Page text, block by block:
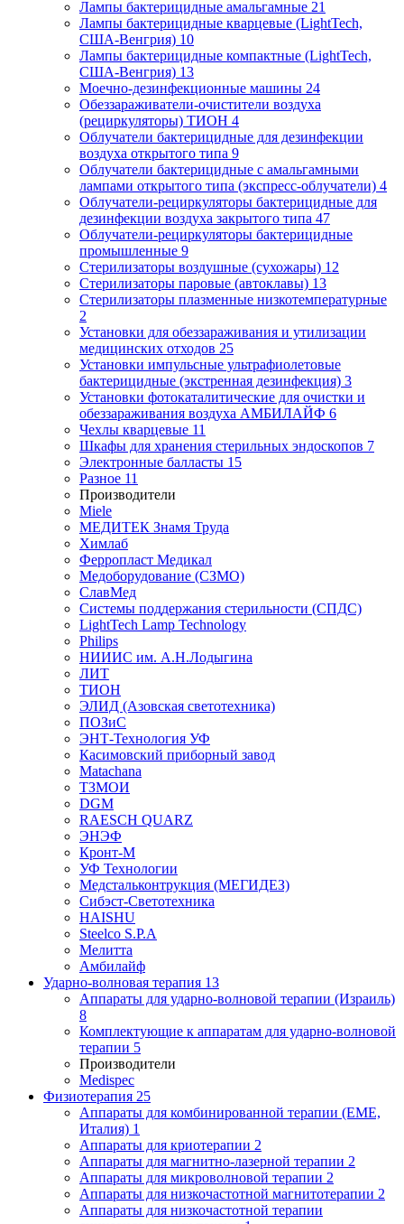
Лампы бактерицидные амальгамные 21
Лампы бактерицидные кварцевые (LightTech,
США-Венгрия) 10
Лампы бактерицидные компактные (LightTech,
США-Венгрия) 13
Моечно-дезинфекционные машины 24
Обеззараживатели-очистители воздуха
(рециркуляторы) ТИОН 4
Облучатели бактерицидные для дезинфекции
воздуха открытого типа 9
Облучатели бактерицидные с амальгамными
лампами открытого типа (экспресс-облучатели) 4
Облучатели-рециркуляторы бактерицидные для
дезинфекции воздуха закрытого типа 47
Облучатели-рециркуляторы бактерицидные
промышленные 9
Стерилизаторы воздушные (сухожары) 12
Стерилизаторы паровые (автоклавы) 13
Стерилизаторы плазменные низкотемпературные
2
Установки для обеззараживания и утилизации
медицинских отходов 25
Установки импульсные ультрафиолетовые
бактерицидные (экстренная дезинфекция) 3
Установки фотокаталитические для очистки и
обеззараживания воздуха АМБИЛАЙФ 6
Чехлы кварцевые 11
Шкафы для хранения стерильных эндоскопов 7
Электронные балласты 15
Разное 11
Производители
Miele
МЕДИТЕК Знамя Труда
Химлаб
Ферропласт Медикал
Медоборудование (СЗМО)
СлавМед
Системы поддержания стерильности (СПДС)
LightTech Lamp Technology
Philips
НИИИС им. А.Н.Лодыгина
ЛИТ
ТИОН
ЭЛИД (Азовская светотехника)
ПОЗиС
ЭНТ-Технология УФ
Касимовский приборный завод
Matachana
ТЗМОИ
DGM
RAESCH QUARZ
ЭНЭФ
Кронт-М
УФ Технологии
Медстальконтрукция (МЕГИДЕЗ)
Сибэст-Светотехника
HAISHU
Steelco S.P.A
Мелитта
Амбилайф
Ударно-волновая терапия 13
Аппараты для ударно-волновой терапии (Израиль)
8
Комплектующие к аппаратам для ударно-волновой
терапии 5
Производители
Medispec
Физиотерапия 25
Аппараты для комбинированной терапии (EME,
Италия) 1
Аппараты для криотерапии 2
Аппараты для магнитно-лазерной терапии 2
Аппараты для микроволновой терапии 2
Аппараты для низкочастотной магнитотерапии 2
Аппараты для низкочастотной терапии